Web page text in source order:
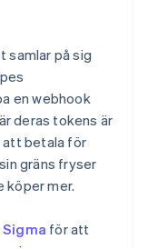
samlar på sig
en webhook
deras tokens är
att betala för
gräns fryser
köper mer.
för att